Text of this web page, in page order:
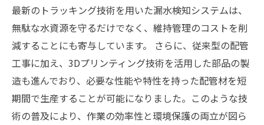
最新のトラッキング技術を用いた漏水検知システムは、
無駄な水資源を守るだけでなく、維持管理のコストを削
減することにも寄与しています。 さらに、従来型の配管
工事に加え、3Dプリンティング技術を活用した部品の製
造も進んでおり、必要な性能や特性を持った配管材を短
期間で生産することが可能になりました。このような技
術の普及により、作業の効率性と環境保護の両立が図ら